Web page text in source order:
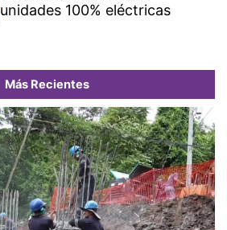
unidades 100% eléctricas
Más Recientes